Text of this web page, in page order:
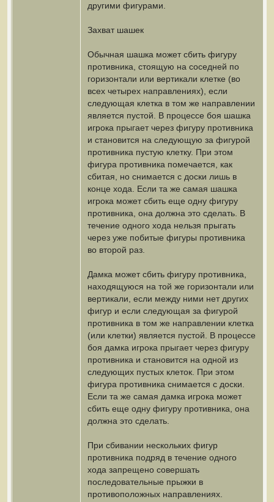
другими фигурами.
Захват шашек
Обычная шашка может сбить фигуру
противника, стоящую на соседней по
горизонтали или вертикали клетке (во
всех четырех направлениях), если
следующая клетка в том же направлении
является пустой. В процессе боя шашка
игрока прыгает через фигуру противника
и становится на следующую за фигурой
противника пустую клетку. При этом
фигура противника помечается, как
сбитая, но снимается с доски лишь в
конце хода. Если та же самая шашка
игрока может сбить еще одну фигуру
противника, она должна это сделать. В
течение одного хода нельзя прыгать
через уже побитые фигуры противника
во второй раз.
Дамка может сбить фигуру противника,
находящуюся на той же горизонтали или
вертикали, если между ними нет других
фигур и если следующая за фигурой
противника в том же направлении клетка
(или клетки) является пустой. В процессе
боя дамка игрока прыгает через фигуру
противника и становится на одной из
следующих пустых клеток. При этом
фигура противника снимается с доски.
Если та же самая дамка игрока может
сбить еще одну фигуру противника, она
должна это сделать.
При сбивании нескольких фигур
противника подряд в течение одного
хода запрещено совершать
последовательные прыжки в
противоположных направлениях.